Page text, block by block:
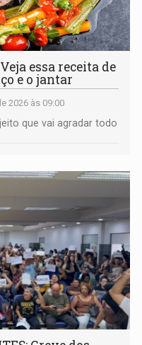
essa receita de
e o jantar
2026 às 09:00
que vai agradar todo